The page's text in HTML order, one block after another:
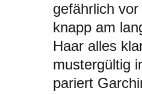
gefährlich
knapp am
Haar alles
mustergültig
pariert